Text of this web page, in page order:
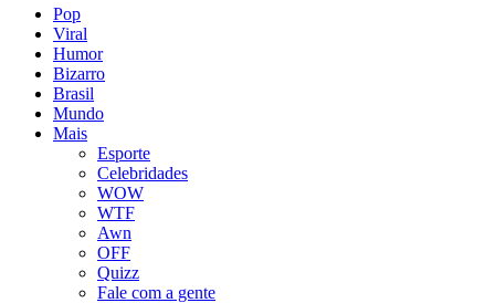
Pop
Viral
Humor
Bizarro
Brasil
Mundo
Mais
Esporte
Celebridades
WOW
WTF
Awn
OFF
Quizz
Fale com a gente